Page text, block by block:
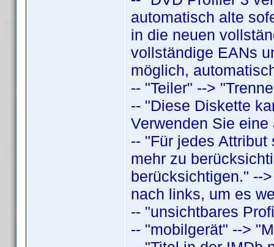
automatisch alte
in die neuen
vollständige EANs
möglich,
-- "Teiler" -->
-- "Diese Diskette
Verwenden Sie
-- "Für jedes
mehr zu
berücksichtigen." --
nach links, um es
-- "unsichtbares
-- "mobilgerät" -->